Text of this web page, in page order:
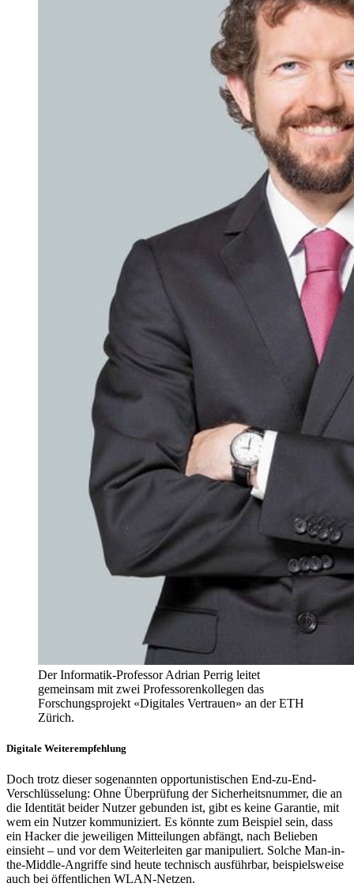
Der Informatik-Professor Adrian Perrig leitet
gemeinsam mit zwei Professorenkollegen das
Forschungsprojekt «Digitales Vertrauen» an der ETH
Zürich.
Digitale Weiterempfehlung
Doch trotz dieser sogenannten opportunistischen End-zu-End-
Verschlüsselung: Ohne Überprüfung der Sicherheitsnummer, die an
die Identität beider Nutzer gebunden ist, gibt es keine Garantie, mit
wem ein Nutzer kommuniziert. Es könnte zum Beispiel sein, dass
ein Hacker die jeweiligen Mitteilungen abfängt, nach Belieben
einsieht – und vor dem Weiterleiten gar manipuliert. Solche Man-in-
the-Middle-Angriffe sind heute technisch ausführbar, beispielsweise
auch bei öffentlichen WLAN-Netzen.